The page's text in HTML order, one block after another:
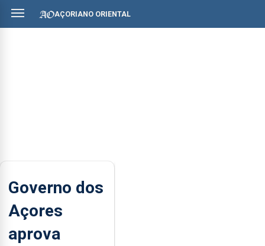
AÇORIANO ORIENTAL
Governo dos
Açores
aprova